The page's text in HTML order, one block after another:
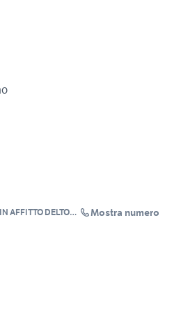
AFFITTO DELTOM
Mostra numero